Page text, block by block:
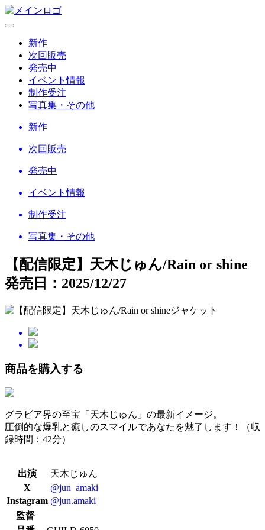
新作
次回販売
発売中
イベント情報
制作受注
写真集・その他
新作
次回販売
発売中
イベント情報
制作受注
写真集・その他
【配信限定】天木じゅん/Rain or shine
発売日：2025/12/27
商品を購入する
グラビア界の至宝「天木じゅん」の最新イメージ。
圧倒的な爆乳と癒しのスマイルであなたを魅了します！（収
録時間：42分）
出演
天木じゅん
X
@jun_amaki
Instagram @jun.amaki
監督